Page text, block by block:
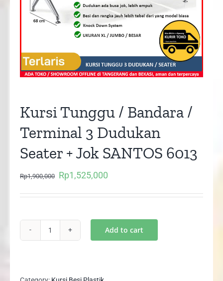
Kursi Tunggu / Bandara /
Terminal 3 Dudukan
Seater + Jok SANTOS 6013
Rp1,900,000
Original
Rp1,525,000
Bandara
Add to cart